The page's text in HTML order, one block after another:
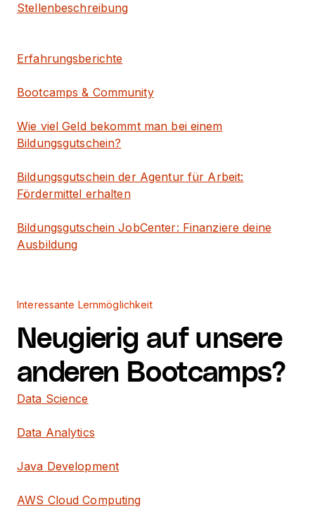
Stellenbeschreibung
Erfahrungsberichte
Bootcamps & Community
Wie viel Geld bekommt man bei einem
Bildungsgutschein?
Bildungsgutschein der Agentur für Arbeit:
Fördermittel erhalten
Bildungsgutschein JobCenter: Finanziere deine
Ausbildung
Interessante Lernmöglichkeit
Neugierig auf unsere
anderen Bootcamps?
Data Science
Data Analytics
Java Development
AWS Cloud Computing